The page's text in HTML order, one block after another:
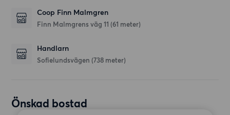
Coop Finn Malmgren
Finn Malmgrens väg 11 (61 meter)
Handlarn
Sofielundsvägen (738 meter)
Önskad bostad